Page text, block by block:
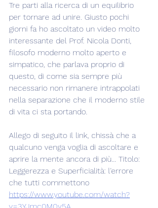
Tre parti alla ricerca di un equilibrio
per tornare ad unire. Giusto pochi
giorni fa ho ascoltato un video molto
interessante del Prof. Nicola Donti,
filosofo moderno molto aperto e
simpatico, che parlava proprio di
questo, di come sia sempre più
necessario non rimanere intrappolati
nella separazione che il moderno stile
di vita ci sta portando.
Allego di seguito il link, chissà che a
qualcuno venga voglia di ascoltare e
aprire la mente ancora di più... Titolo:
Leggerezza e Superficialità: l'errore
che tutti commettono
https://www.youtube.com/watch?